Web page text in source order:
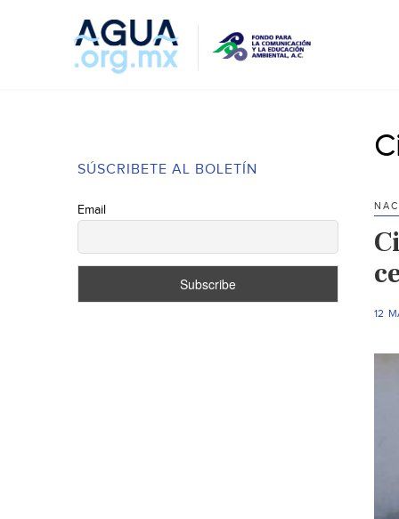
SÚSCRIBETE AL BOLETÍN
Email
12